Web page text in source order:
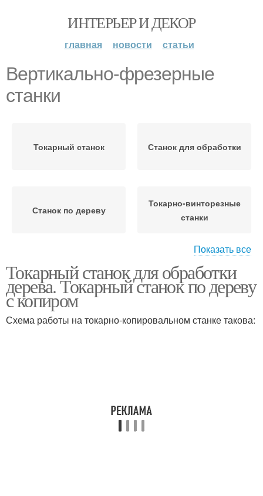
ИНТЕРЬЕР И ДЕКОР
главная новости статьи
Вертикально-фрезерные
станки
Токарный станок Станок для обработки
Станок по дереву
Токарно-винторезные
станки
Токарные станки Лоботокарные станки
Показать все
Токарный станок для обработки
дерева. Токарный станок по дереву
с копиром
Схема работы на токарно-копировальном станке такова: